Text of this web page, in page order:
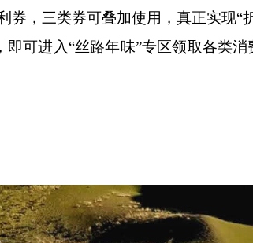
，三类券可叠加使用，真正实现“
可进入“丝路年味”专区领取各类消